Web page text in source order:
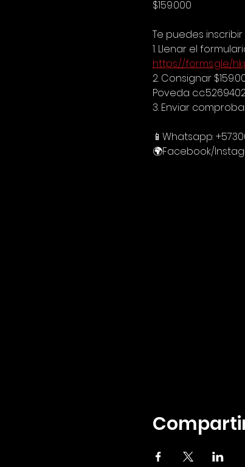
$159.000
Te puedes
1. Llenar el
https://forms.gle/
2. Consignar
Poveda
3. Enviar
📱Whatsapp:
🌍Facebook/